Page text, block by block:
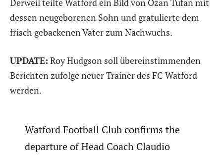
dessen neugeborenen Sohn und gratulierte dem
frisch gebackenen Vater zum Nachwuchs.
UPDATE: Roy Hudgson soll übereinstimmenden
Berichten zufolge neuer Trainer des FC Watford
werden.
Watford Football Club confirms the
departure of Head Coach Claudio